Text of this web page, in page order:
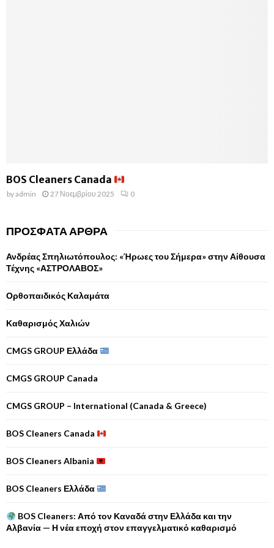
BOS Cleaners Canada
byadmin 27 Νοεμβρίου 2025 0
ΠΡΌΣΦΑΤΑ ΆΡΘΡΑ
Ανδρέας Σπηλιωτόπουλος: «Ήρωες του Σήμερα» στην Αίθουσα
Τέχνης «ΑΣΤΡΟΛΑΒΟΣ»
Ορθοπαιδικός Καλαμάτα
Καθαρισμός Χαλιών
CMGS GROUP Ελλάδα
CMGS GROUP Canada
CMGS GROUP – International (Canada & Greece)
BOS Cleaners Canada
BOS Cleaners Albania
BOS Cleaners Ελλάδα
BOS Cleaners: Από τον Καναδά στην Ελλάδα και την
Αλβανία — Η νέα εποχή στον επαγγελματικό καθαρισμό